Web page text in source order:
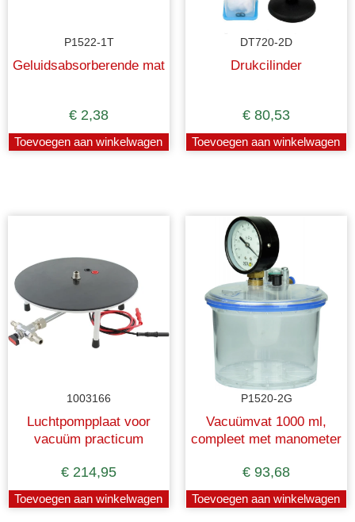
P1522-1T
Geluidsabsorberende mat
€ 2,38
Toevoegen aan winkelwagen
DT720-2D
Drukcilinder
€ 80,53
Toevoegen aan winkelwagen
1003166
Luchtpompplaat voor
vacuüm practicum
€ 214,95
Toevoegen aan winkelwagen
P1520-2G
Vacuümvat 1000 ml,
compleet met manometer
€ 93,68
Toevoegen aan winkelwagen